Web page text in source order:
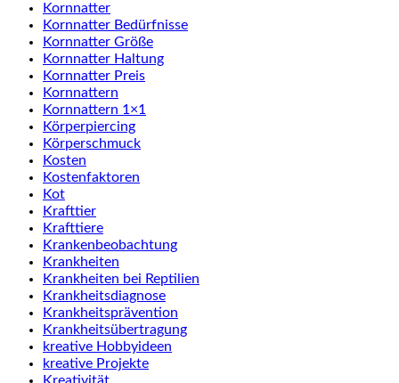
Kornnatter
Kornnatter Bedürfnisse
Kornnatter Größe
Kornnatter Haltung
Kornnatter Preis
Kornnattern
Kornnattern 1×1
Körperpiercing
Körperschmuck
Kosten
Kostenfaktoren
Kot
Krafttier
Krafttiere
Krankenbeobachtung
Krankheiten
Krankheiten bei Reptilien
Krankheitsdiagnose
Krankheitsprävention
Krankheitsübertragung
kreative Hobbyideen
kreative Projekte